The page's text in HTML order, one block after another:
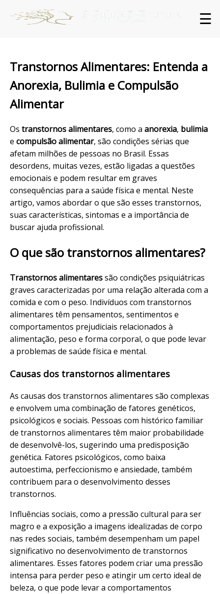
☰
Transtornos Alimentares: Entenda a
Anorexia, Bulimia e Compulsão
Alimentar
Os transtornos alimentares, como a anorexia, bulimia
e compulsão alimentar, são condições sérias que
afetam milhões de pessoas no Brasil. Essas
desordens, muitas vezes, estão ligadas a questões
emocionais e podem resultar em graves
consequências para a saúde física e mental. Neste
artigo, vamos abordar o que são esses transtornos,
suas características, sintomas e a importância de
buscar ajuda profissional.
O que são transtornos alimentares?
Transtornos alimentaressão condições psiquiátricas
graves caracterizadas por uma relação alterada com a
comida e com o peso. Indivíduos com transtornos
alimentares têm pensamentos, sentimentos e
comportamentos prejudiciais relacionados à
alimentação, peso e forma corporal, o que pode levar
a problemas de saúde física e mental.
Causas dos transtornos alimentares
As causas dos transtornos alimentares são complexas
e envolvem uma combinação de fatores genéticos,
psicológicos e sociais. Pessoas com histórico familiar
de transtornos alimentares têm maior probabilidade
de desenvolvê-los, sugerindo uma predisposição
genética. Fatores psicológicos, como baixa
autoestima, perfeccionismo e ansiedade, também
contribuem para o desenvolvimento desses
transtornos.
Influências sociais, como a pressão cultural para ser
magro e a exposição a imagens idealizadas de corpo
nas redes sociais, também desempenham um papel
significativo no desenvolvimento de transtornos
alimentares. Esses fatores podem criar uma pressão
intensa para perder peso e atingir um certo ideal de
beleza, o que pode levar a comportamentos